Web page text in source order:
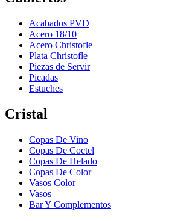
Acabados PVD
Acero 18/10
Acero Christofle
Plata Christofle
Piezas de Servir
Picadas
Estuches
Cristal
Copas De Vino
Copas De Coctel
Copas De Helado
Copas De Color
Vasos Color
Vasos
Bar Y Complementos